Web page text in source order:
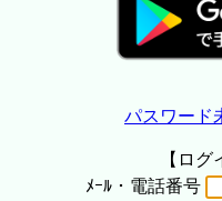
パスワード
【ログ
ﾒｰﾙ・電話番号